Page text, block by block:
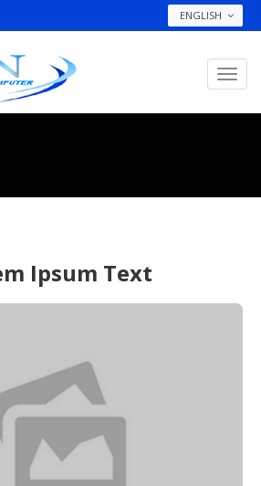
ENGLISH
Ipsum Text